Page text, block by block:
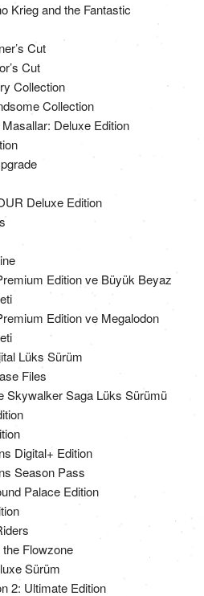
Krieg and the Fantastic
Cut
Cut
Collection
Collection
Masallar: Deluxe Edition
Deluxe Edition
Edition ve Büyük Beyaz
Edition ve Megalodon
Lüks Sürüm
Files
Skywalker Saga Lüks Sürümü
Digital+ Edition
Season Pass
Palace Edition
Flowzone
Sürüm
2: Ultimate Edition